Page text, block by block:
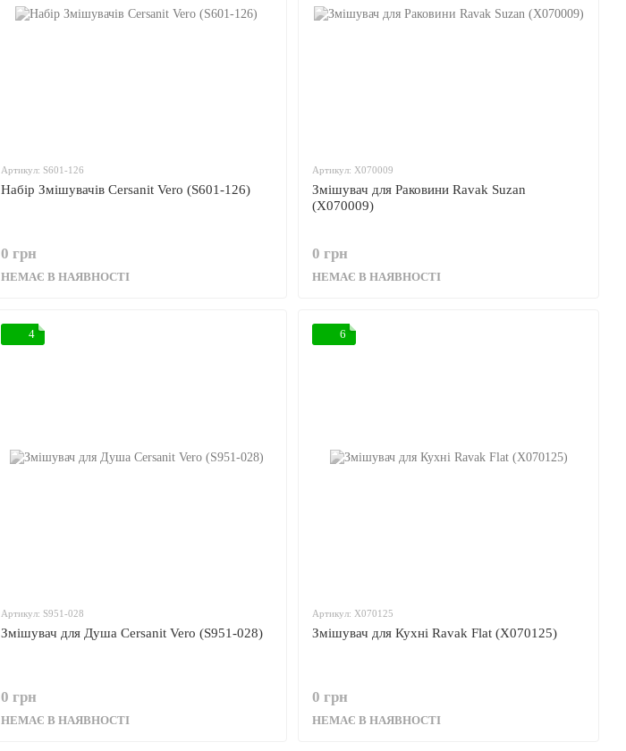
Артикул: S601-126
Набір Змішувачів Cersanit Vero (S601-126)
0 грн
НЕМАЄ В НАЯВНОСТІ
Артикул: X070009
Змішувач для Раковини Ravak Suzan
(X070009)
0 грн
НЕМАЄ В НАЯВНОСТІ
4
Артикул: S951-028
Змішувач для Душа Cersanit Vero (S951-028)
0 грн
НЕМАЄ В НАЯВНОСТІ
6
Артикул: X070125
Змішувач для Кухні Ravak Flat (X070125)
0 грн
НЕМАЄ В НАЯВНОСТІ